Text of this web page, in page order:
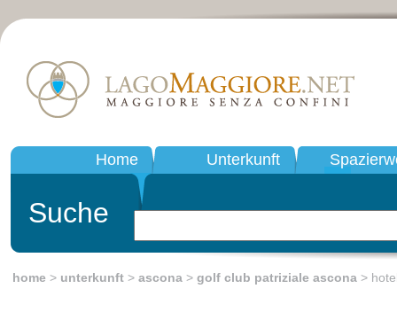
Home Unterkunft
Suche
home > unterkunft > ascona > golf club patriziale ascona >